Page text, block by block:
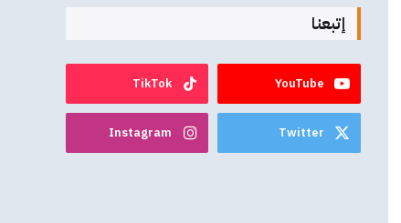
إتبعنا
YouTube
TikTok
Twitter
Instagram